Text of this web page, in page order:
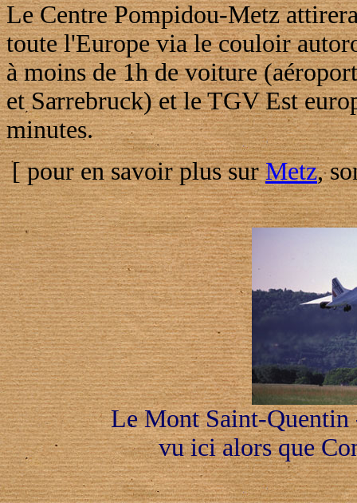
Le Centre Pompidou-Metz
toute l'Europe via le couloir
à moins de 1h de voiture
et Sarrebruck) et le TGV Est
minutes.
[ pour en savoir plus surMetz,
Le Mont Saint-Quentin
vu ici alors que